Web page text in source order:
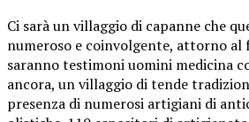
Ci sarà un villaggio di capanne che
numeroso e coinvolgente, attorno al
saranno testimoni uomini medicina
ancora, un villaggio di tende
presenza di numerosi artigiani di